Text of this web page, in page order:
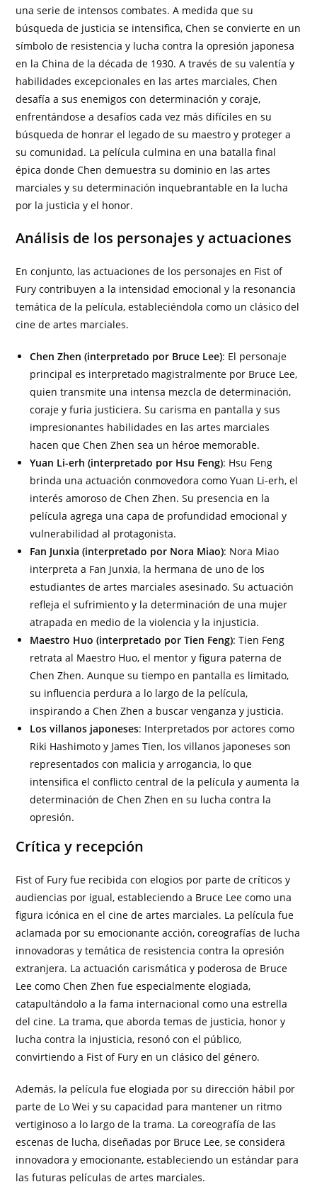
una serie de intensos combates. A medida que su
búsqueda de justicia se intensifica, Chen se convierte en un
símbolo de resistencia y lucha contra la opresión japonesa
en la China de la década de 1930. A través de su valentía y
habilidades excepcionales en las artes marciales, Chen
desafía a sus enemigos con determinación y coraje,
enfrentándose a desafíos cada vez más difíciles en su
búsqueda de honrar el legado de su maestro y proteger a
su comunidad. La película culmina en una batalla final
épica donde Chen demuestra su dominio en las artes
marciales y su determinación inquebrantable en la lucha
por la justicia y el honor.
Análisis de los personajes y actuaciones
En conjunto, las actuaciones de los personajes en Fist of
Fury contribuyen a la intensidad emocional y la resonancia
temática de la película, estableciéndola como un clásico del
cine de artes marciales.
Chen Zhen (interpretado por Bruce Lee): El personaje
principal es interpretado magistralmente por Bruce Lee,
quien transmite una intensa mezcla de determinación,
coraje y furia justiciera. Su carisma en pantalla y sus
impresionantes habilidades en las artes marciales
hacen que Chen Zhen sea un héroe memorable.
Yuan Li-erh (interpretado por Hsu Feng): Hsu Feng
brinda una actuación conmovedora como Yuan Li-erh, el
interés amoroso de Chen Zhen. Su presencia en la
película agrega una capa de profundidad emocional y
vulnerabilidad al protagonista.
Fan Junxia (interpretado por Nora Miao): Nora Miao
interpreta a Fan Junxia, la hermana de uno de los
estudiantes de artes marciales asesinado. Su actuación
refleja el sufrimiento y la determinación de una mujer
atrapada en medio de la violencia y la injusticia.
Maestro Huo (interpretado porTien Feng): Tien Feng
retrata al Maestro Huo, el mentor y figura paterna de
Chen Zhen. Aunque su tiempo en pantalla es limitado,
su influencia perdura a lo largo de la película,
inspirando a Chen Zhen a buscar venganza y justicia.
Los villanos japoneses: Interpretados por actores como
Riki Hashimoto y James Tien, los villanos japoneses son
representados con malicia y arrogancia, lo que
intensifica el conflicto central de la película y aumenta la
determinación de Chen Zhen en su lucha contra la
opresión.
Crítica y recepción
Fist of Fury fue recibida con elogios por parte de críticos y
audiencias por igual, estableciendo a Bruce Lee como una
figura icónica en el cine de artes marciales. La película fue
aclamada por su emocionante acción, coreografías de lucha
innovadoras y temática de resistencia contra la opresión
extranjera. La actuación carismática y poderosa de Bruce
Lee como Chen Zhen fue especialmente elogiada,
catapultándolo a la fama internacional como una estrella
del cine. La trama, que aborda temas de justicia, honor y
lucha contra la injusticia, resonó con el público,
convirtiendo a Fist of Fury en un clásico del género.
Además, la película fue elogiada por su dirección hábil por
parte de Lo Wei y su capacidad para mantener un ritmo
vertiginoso a lo largo de la trama. La coreografía de las
escenas de lucha, diseñadas por Bruce Lee, se considera
innovadora y emocionante, estableciendo un estándar para
las futuras películas de artes marciales.